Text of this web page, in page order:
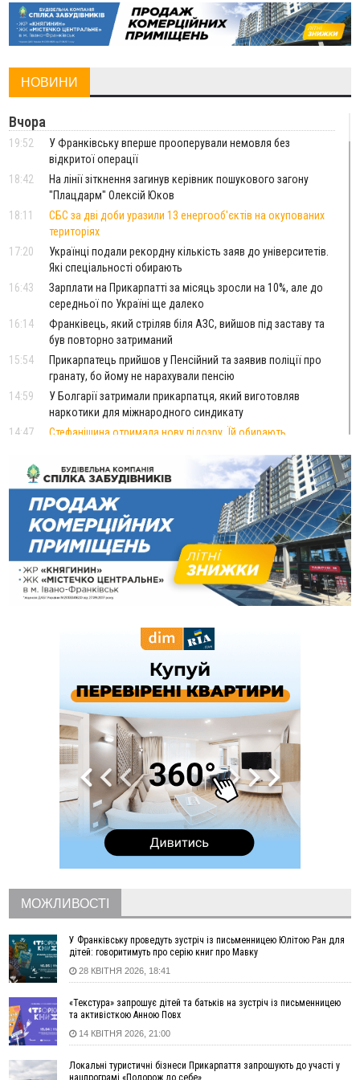
НОВИНИ
Вчора
19:52
У Франківську вперше прооперували немовля без
відкритої операції
18:42
На лінії зіткнення загинув керівник пошукового загону
"Плацдарм" Олексій Юков
18:11
СБС за дві доби уразили 13 енергооб'єктів на окупованих
територіях
17:20
Українці подали рекордну кількість заяв до університетів.
Які спеціальності обирають
16:43
Зарплати на Прикарпатті за місяць зросли на 10%, але до
середньої по Україні ще далеко
16:14
Франківець, який стріляв біля АЗС, вийшов під заставу та
був повторно затриманий
15:54
Прикарпатець прийшов у Пенсійний та заявив поліції про
гранату, бо йому не нарахували пенсію
14:59
У Болгарії затримали прикарпатця, який виготовляв
наркотики для міжнародного синдикату
14:47
Стефанішина отримала нову підозру. Їй обирають
14:02
«Пілот з Лондона» видурив у жительки Коломийщини
майже 64 тисячі гривень
13:13
У четвер на Прикарпатті очікується сильна спека до 39°
13:00
На Снятинщині спіймали чоловіка, який зливав з цистерни
у полі невідому речовину
12:29
У МОЗ змінили підхід до госпіталізації та оновили правила
роботи стаціонарів
12:07
На межі Прикарпаття і Тернопільщини невідомі засипали
У Франківську та Яремче зафіксували нові температурні
Росія вдарила по Харкову "Бандероллю": є постраждалі,
пошкоджено цивільне підприємство
Верховний суд повернув державі 1,5 га лісу із трьома
ставками в Івано-Франківській громаді
На Каскаді замість веж планують зробити сквер з
дитмайданчиком
На Верховинщині під час пожежі будинку травмувалась
жінка
35 цимбалістів на Говерлі встановили Рекорд
На Прикарпатті за пів року трапилось понад 100 ДТП через
нетверезих водіїв
08:08
рф масовано атакувала Київ та область: 14 загиблих,
десятки постраждалих і пожежі (фото, відео)
04 Серпня
19:49
«Коли я обернувся, ворог уже був у нашій траншеї»:
командир з Надвірної на псевдо «Француз»
18:45
Є висока потреба у кількох групах крові: прикарпатців
18:07
У Франківську звільнили водія маршрутки, який зневажив і
образив матір загиблого воїна
МОЖЛИВОСТІ
У Франківську проведуть зустріч із письменницею Юлітою Ран для
дітей: говоритимуть про серію книг про Мавку
28 КВІТНЯ 2026, 18:41
«Текстура» запрошує дітей та батьків на зустріч із письменницею
та активісткою Анною Повх
14 КВІТНЯ 2026, 21:00
Локальні туристичні бізнеси Прикарпаття запрошують до участі у
нацпрограмі «Подорож до себе»